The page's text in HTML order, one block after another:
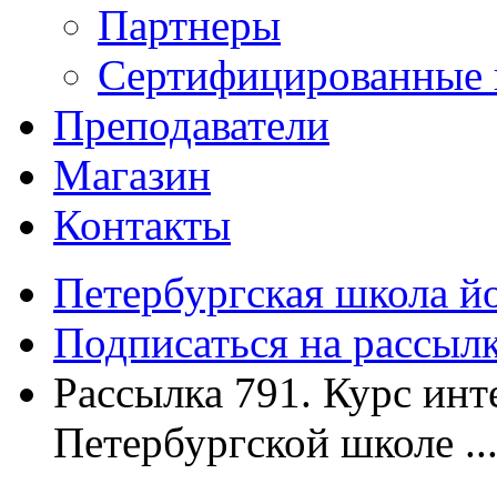
Партнеры
Сертифицированные
Преподаватели
Магазин
Контакты
Петербургская школа
Подписаться на
Рассылка 791. Курс
Петербургской школе ...